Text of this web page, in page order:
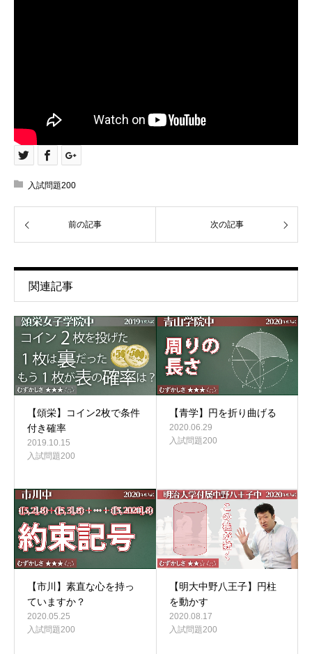
入試問題200
前の記事 次の記事
関連記事
【頌栄】コイン2枚で条件
付き確率
2019.10.15
入試問題200
【青学】円を折り曲げる
2020.06.29
入試問題200
【市川】素直な心を持っ
ていますか？
2020.05.25
入試問題200
【明大中野八王子】円柱
を動かす
2020.08.17
入試問題200